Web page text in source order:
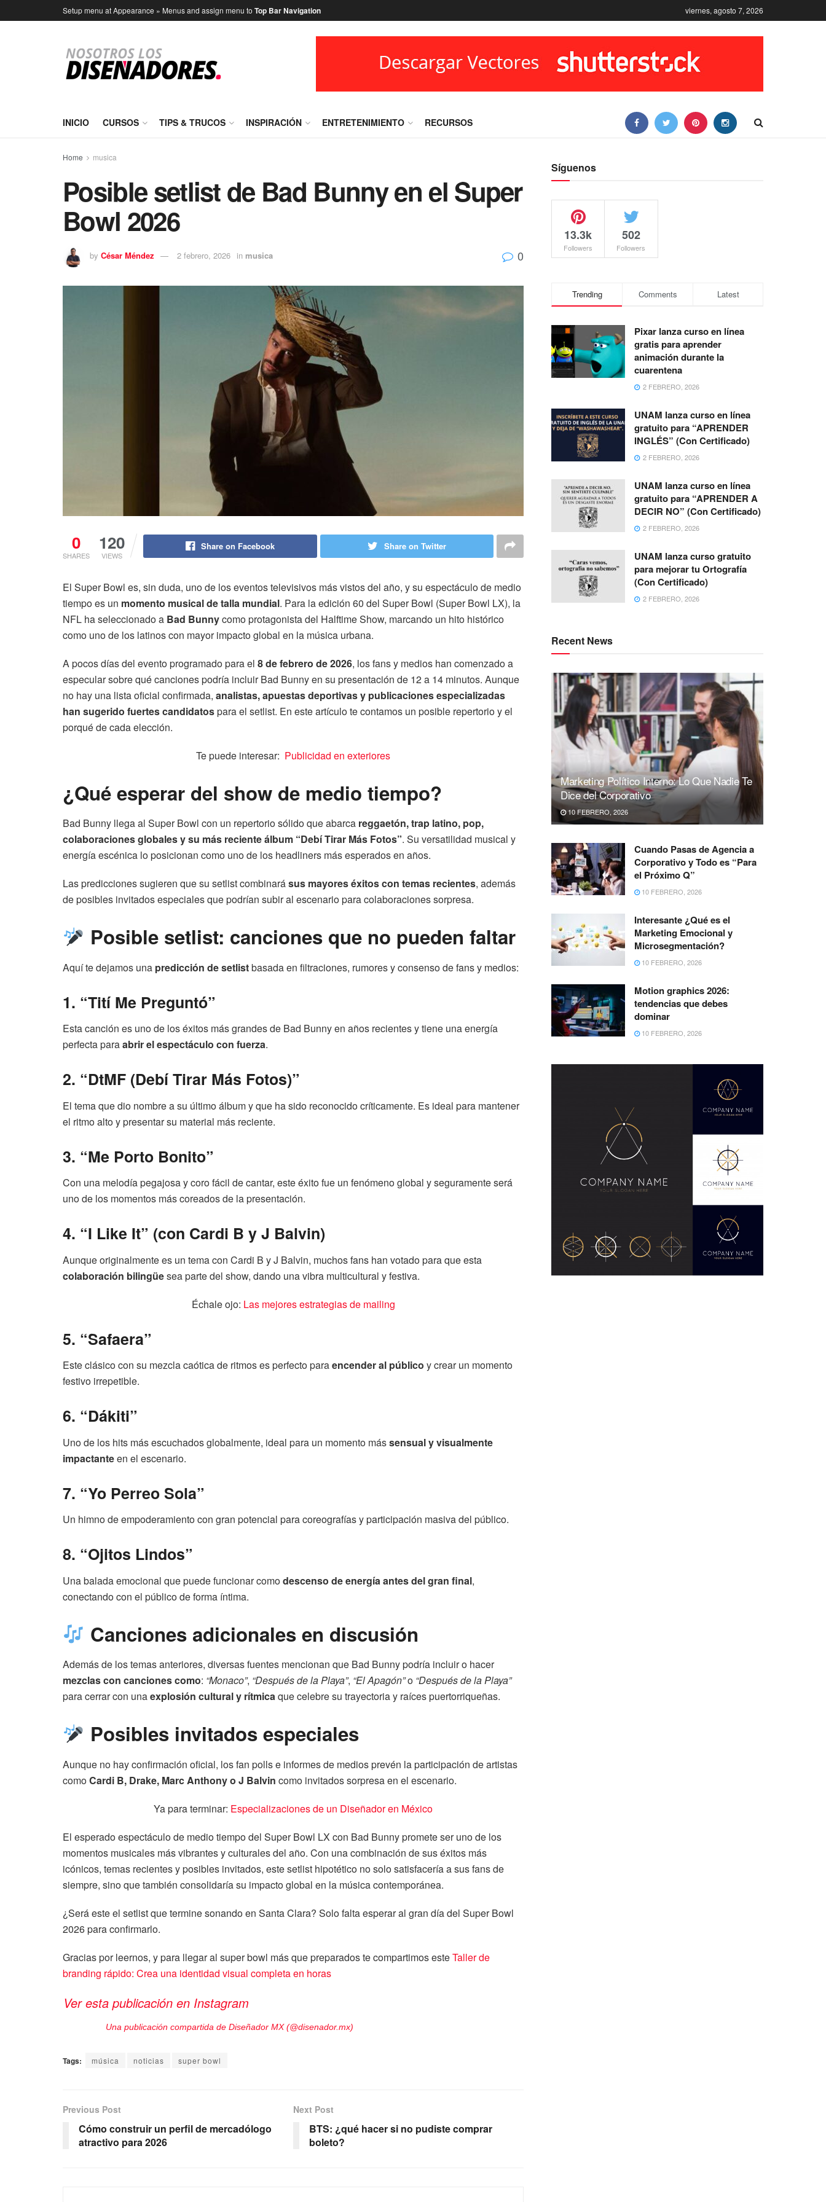
Setup menu at Appearance » Menus and assign menu to Top Bar Navigation viernes, agosto 7, 2026
INICIO CURSOS TIPS & TRUCOS INSPIRACIÓN ENTRETENIMIENTO RECURSOS
Home musica
Posible setlist de Bad Bunny en el Super
Bowl 2026
by César Méndez 2 febrero, 2026 in musica 0
0
SHARES
120
VIEWS
Share on Facebook Share on Twitter
El Super Bowl es, sin duda, uno de los eventos televisivos más vistos del año, y su espectáculo de medio
tiempo es un momento musical de talla mundial. Para la edición 60 del Super Bowl (Super Bowl LX), la
NFL ha seleccionado a Bad Bunnycomo protagonista del Halftime Show, marcando un hito histórico
como uno de los latinos con mayor impacto global en la música urbana.
A pocos días del evento programado para el 8 de febrero de 2026, los fans y medios han comenzado a
especular sobre qué canciones podría incluir Bad Bunny en su presentación de 12 a 14 minutos. Aunque
no hay una lista oficial confirmada, analistas, apuestas deportivas y publicaciones especializadas
han sugerido fuertes candidatospara el setlist. En este artículo te contamos un posible repertorio y el
porqué de cada elección.
Te puede interesar: Publicidad en exteriores
¿Qué esperar del show de medio tiempo?
Bad Bunny llega al Super Bowl con un repertorio sólido que abarca reggaetón, trap latino, pop,
colaboraciones globales y su más reciente álbum “Debí Tirar Más Fotos”. Su versatilidad musical y
energía escénica lo posicionan como uno de los headliners más esperados en años.
Las predicciones sugieren que su setlist combinarásus mayores éxitos con temas recientes, además
de posibles invitados especiales que podrían subir al escenario para colaboraciones sorpresa.
Posible setlist: canciones que no pueden faltar
Aquí te dejamos una predicción de setlistbasada en filtraciones, rumores y consenso de fans y medios:
1. “Tití Me Preguntó”
Esta canción es uno de los éxitos más grandes de Bad Bunny en años recientes y tiene una energía
perfecta paraabrir el espectáculo con fuerza.
2. “DtMF (Debí Tirar Más Fotos)”
El tema que dio nombre a su último álbum y que ha sido reconocido críticamente. Es ideal para mantener
el ritmo alto y presentar su material más reciente.
3. “Me Porto Bonito”
Con una melodía pegajosa y coro fácil de cantar, este éxito fue un fenómeno global y seguramente será
uno de los momentos más coreados de la presentación.
4. “I Like It” (con Cardi B y J Balvin)
Aunque originalmente es un tema con Cardi B y J Balvin, muchos fans han votado para que esta
colaboración bilingüesea parte del show, dando una vibra multicultural y festiva.
Échale ojo: Las mejores estrategias de mailing
5. “Safaera”
Este clásico con su mezcla caótica de ritmos es perfecto paraencender al público y crear un momento
festivo irrepetible.
6. “Dákiti”
Uno de los hits más escuchados globalmente, ideal para un momento mássensual y visualmente
impactanteen el escenario.
7. “Yo Perreo Sola”
Un himno de empoderamiento con gran potencial para coreografías y participación masiva del público.
8. “Ojitos Lindos”
Una balada emocional que puede funcionar comodescenso de energía antes del gran final,
conectando con el público de forma íntima.
Canciones adicionales en discusión
Además de los temas anteriores, diversas fuentes mencionan que Bad Bunny podría incluir o hacer
mezclas con canciones como: “Monaco”, “Después de la Playa”, “El Apagón”o “Después de la Playa”
para cerrar con unaexplosión cultural y rítmicaque celebre su trayectoria y raíces puertorriqueñas.
Posibles invitados especiales
Aunque no hay confirmación oficial, los fan polls e informes de medios prevén la participación de artistas
comoCardi B, Drake, Marc Anthony o J Balvin como invitados sorpresa en el escenario.
Ya para terminar: Especializaciones de un Diseñador en México
El esperado espectáculo de medio tiempo del Super Bowl LX con Bad Bunny promete ser uno de los
momentos musicales más vibrantes y culturales del año. Con una combinación de sus éxitos más
icónicos, temas recientes y posibles invitados, este setlist hipotético no solo satisfacería a sus fans de
siempre, sino que también consolidaría su impacto global en la música contemporánea.
¿Será este el setlist que termine sonando en Santa Clara? Solo falta esperar al gran día del Super Bowl
2026 para confirmarlo.
Gracias por leernos, y para llegar al super bowl más que preparados te compartimos esteTaller de
branding rápido: Crea una identidad visual completa en horas
Ver esta publicación en Instagram
Una publicación compartida de Diseñador MX (@disenador.mx)
Tags: música noticias super bowl
Previous Post
Cómo construir un perfil de mercadólogo
atractivo para 2026
Next Post
BTS: ¿qué hacer si no pudiste comprar
boleto?
Síguenos
13.3k
Followers
502
Followers
Trending Comments Latest
Pixar lanza curso en línea
gratis para aprender
animación durante la
cuarentena
2 FEBRERO, 2026
UNAM lanza curso en línea
gratuito para “APRENDER
INGLÉS” (Con Certificado)
2 FEBRERO, 2026
UNAM lanza curso en línea
gratuito para “APRENDER A
DECIR NO” (Con Certificado)
2 FEBRERO, 2026
UNAM lanza curso gratuito
para mejorar tu Ortografía
(Con Certificado)
2 FEBRERO, 2026
Recent News
Marketing Político Interno: Lo Que Nadie Te
Dice del Corporativo
10 FEBRERO, 2026
Cuando Pasas de Agencia a
Corporativo y Todo es “Para
el Próximo Q”
10 FEBRERO, 2026
Interesante ¿Qué es el
Marketing Emocional y
Microsegmentación?
10 FEBRERO, 2026
Motion graphics 2026:
tendencias que debes
dominar
10 FEBRERO, 2026